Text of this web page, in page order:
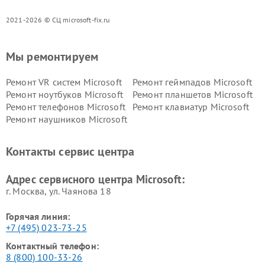
2021-2026 © СЦ microsoft-fix.ru
Мы ремонтируем
Ремонт VR систем Microsoft
Ремонт геймпадов Microsoft
Ремонт ноутбуков Microsoft
Ремонт планшетов Microsoft
Ремонт телефонов Microsoft
Ремонт клавиатур Microsoft
Ремонт наушников Microsoft
Контакты сервис центра
Адрес сервисного центра Microsoft:
г. Москва, ул. Чаянова 18
Горячая линия:
+7 (495) 023-73-25
Контактный телефон:
8 (800) 100-33-26